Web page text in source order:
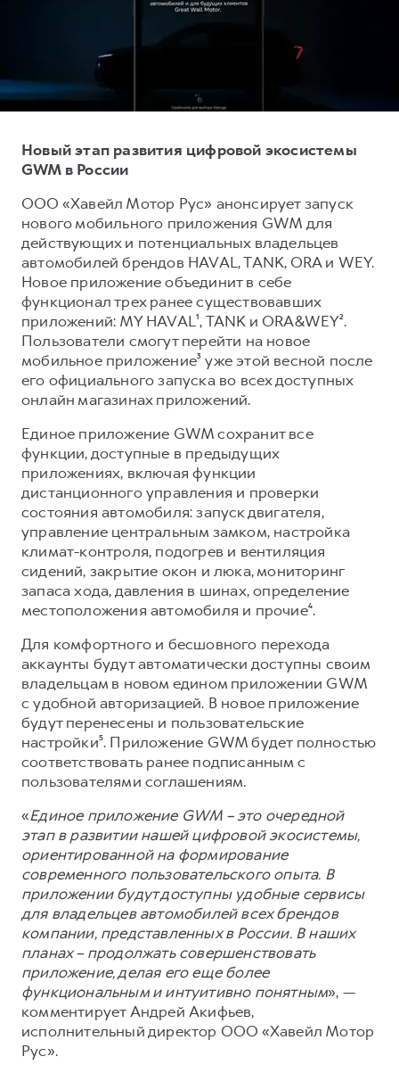
от 3 799 000 ₽
КРЕДИТ И СТРАХОВАНИЕ
Кредитный калькулятор
Страхование
Кредит
КОРПОРАТИВНЫМ КЛИЕНТАМ
Для малого бизнеса
Корпоративным клиентам
Крупным корпоративным клиентам
Система управления автопарком
Сервис для корпоративных клиентов
HAVAL Лизинг
АКСЕССУАРЫ HAVAL
Автомобильные аксессуары
Коллекция PRO
Коллекция Базовая
Коллекция Детская
Нулевое ТО
Программа «Помощь на дороге»
Регламенты технического обслуживания
Электронный ПТС
ПОДДЕРЖКА
GWM Безопасность
Гарантия HAVAL
Мобильное приложение GWM
Программа «HAVAL Защита+»
Руководства по эксплуатации
Подписки
АКСЕССУАРЫ HAVAL
Автомобильные аксессуары
Коллекция PRO
Коллекция Базовая
Коллекция Детская
Наша команда
Контакты
Новый этап развития цифровой экосистемы
GWM в России
ООО «Хавейл Мотор Рус» анонсирует запуск
нового мобильного приложения GWM для
действующих и потенциальных владельцев
автомобилей брендов HAVAL, TANK, ORA и WEY.
Новое приложение объединит в себе
функционал трех ранее существовавших
приложений: MY HAVAL¹, TANK и ORA&WEY².
Пользователи смогут перейти на новое
мобильное приложение³ уже этой весной после
его официального запуска во всех доступных
онлайн магазинах приложений.
Единое приложение GWM сохранит все
функции, доступные в предыдущих
приложениях, включая функции
дистанционного управления и проверки
состояния автомобиля: запуск двигателя,
управление центральным замком, настройка
климат-контроля, подогрев и вентиляция
сидений, закрытие окон и люка, мониторинг
запаса хода, давления в шинах, определение
местоположения автомобиля и прочие⁴.
Для комфортного и бесшовного перехода
аккаунты будут автоматически доступны своим
владельцам в новом едином приложении GWM
с удобной авторизацией. В новое приложение
будут перенесены и пользовательские
настройки⁵. Приложение GWM будет полностью
соответствовать ранее подписанным с
пользователями соглашениям.
«Единое приложение GWM – это очередной
этап в развитии нашей цифровой экосистемы,
ориентированной на формирование
современного пользовательского опыта. В
приложении будут доступны удобные сервисы
для владельцев автомобилей всех брендов
компании, представленных в России. В наших
планах – продолжать совершенствовать
приложение, делая его еще более
функциональным и интуитивно понятным», —
комментирует Андрей Акифьев,
исполнительный директор ООО «Хавейл Мотор
Рус».